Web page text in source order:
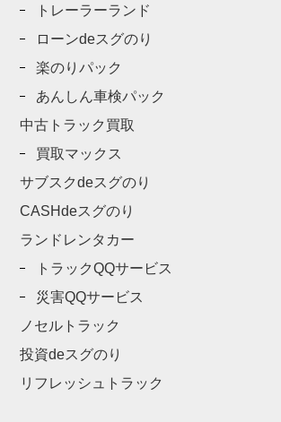
トレーラーランド
ローンdeスグのり
楽のりパック
あんしん車検パック
中古トラック買取
買取マックス
サブスクdeスグのり
CASHdeスグのり
ランドレンタカー
トラックQQサービス
災害QQサービス
ノセルトラック
投資deスグのり
リフレッシュトラック